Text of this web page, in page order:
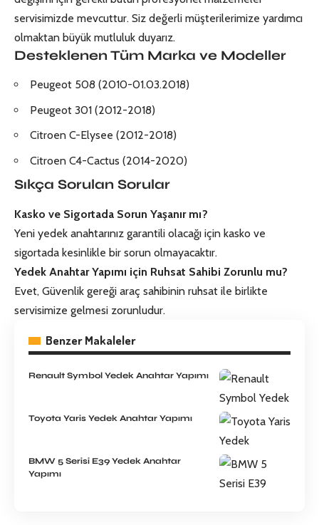
servisimizde mevcuttur. Siz değerli müşterilerimize yardımcı
olmaktan büyük mutluluk duyarız.
Desteklenen Tüm Marka ve Modeller
Peugeot 508 (2010-01.03.2018)
Peugeot 301 (2012-2018)
Citroen C-Elysee (2012-2018)
Citroen C4-Cactus (2014-2020)
Sıkça Sorulan Sorular
Kasko ve Sigortada Sorun Yaşanır mı?
Yeni yedek anahtarınız garantili olacağı için kasko ve
sigortada kesinlikle bir sorun olmayacaktır.
Yedek Anahtar Yapımı için Ruhsat Sahibi Zorunlu mu?
Evet, Güvenlik gereği araç sahibinin ruhsat ile birlikte
servisimize gelmesi zorunludur.
Benzer Makaleler
Renault Symbol Yedek Anahtar Yapımı
Toyota Yaris Yedek Anahtar Yapımı
BMW 5 Serisi E39 Yedek Anahtar
Yapımı